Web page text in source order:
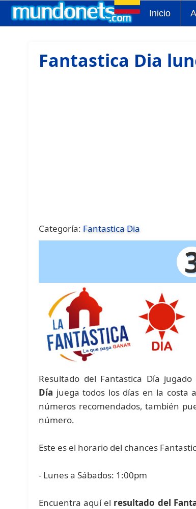
Inicio
Fantastica Dia
Categoría: Fantastica Dia
Resultado del Fantastica Día jugado
Día juega todos los días en la costa
números recomendados, también
número.
Este es el horario del chances
- Lunes a Sábados: 1:00pm
Encuentra aquí el resultado del